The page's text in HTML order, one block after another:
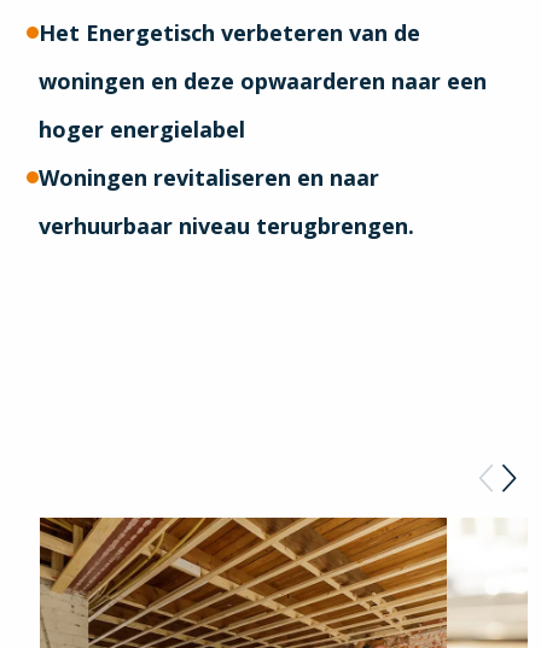
Het Energetisch verbeteren van de
woningen en deze opwaarderen naar een
hoger energielabel
Woningen revitaliseren en naar
verhuurbaar niveau terugbrengen.